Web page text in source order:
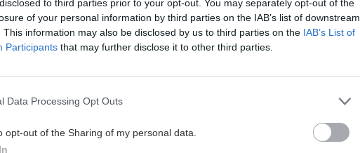
to third parties prior to your opt-out. You may separately opt-out of the
of your personal information by third parties on the IAB’s list of downstream
This information may also be disclosed by us to third parties on the IAB’s List of
Participants that may further disclose it to other third parties.
Data Processing Opt Outs
opt-out of the Sharing of my personal data.
News και μάθετε πρώτοι όλες τις ειδήσεις για
κώδικες Αυγενική
ΕΙΔΗΣΕΩΝ